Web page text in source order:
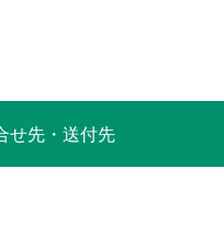
せ先・送付先